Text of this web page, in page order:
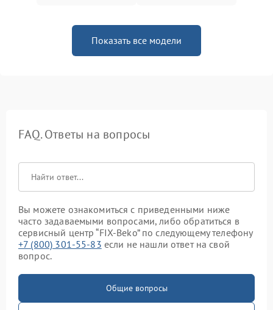
Показать все модели
FAQ. Ответы на вопросы
Вы можете ознакомиться с приведенными ниже
часто задаваемыми вопросами, либо обратиться в
сервисный центр “FIX-Beko” по следующему телефону
+7 (800) 301-55-83 если не нашли ответ на свой
вопрос.
Общие вопросы